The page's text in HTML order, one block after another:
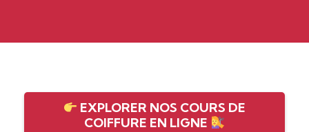
EXPLORER NOS COURS DE
COIFFURE EN LIGNE